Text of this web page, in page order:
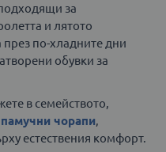
за
и лятото
през по-хладните дни
обувки за
в семейството,
чорапи,
естествения комфорт.